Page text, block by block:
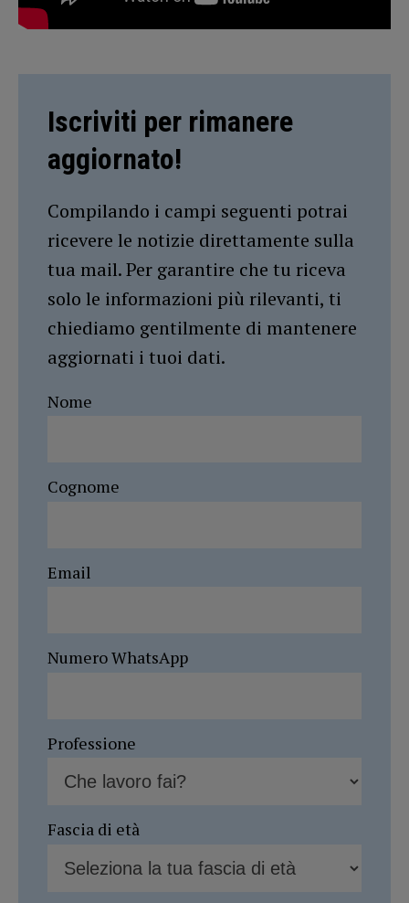
Iscriviti per rimanere
aggiornato!
Compilando i campi seguenti potrai
ricevere le notizie direttamente sulla
tua mail. Per garantire che tu riceva
solo le informazioni più rilevanti, ti
chiediamo gentilmente di mantenere
aggiornati i tuoi dati.
Nome
Cognome
Email
Numero WhatsApp
Professione
Fascia di età